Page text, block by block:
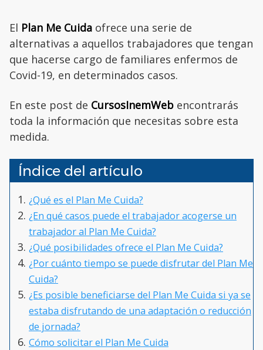
El Plan Me Cuida ofrece una serie de
alternativas a aquellos trabajadores que tengan
que hacerse cargo de familiares enfermos de
Covid-19, en determinados casos.
En este post de CursosInemWeb encontrarás
toda la información que necesitas sobre esta
medida.
Índice del artículo
¿Qué es el Plan Me Cuida?
¿En qué casos puede el trabajador acogerse un
trabajador al Plan Me Cuida?
¿Qué posibilidades ofrece el Plan Me Cuida?
¿Por cuánto tiempo se puede disfrutar del Plan Me
Cuida?
¿Es posible beneficiarse del Plan Me Cuida si ya se
estaba disfrutando de una adaptación o reducción
de jornada?
Cómo solicitar el Plan Me Cuida